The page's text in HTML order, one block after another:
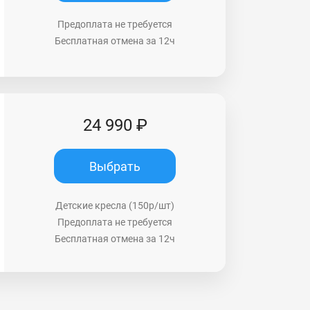
Предоплата не требуется
Бесплатная отмена за 12ч
24 990 ₽
Выбрать
Детские кресла (150р/шт)
Предоплата не требуется
Бесплатная отмена за 12ч